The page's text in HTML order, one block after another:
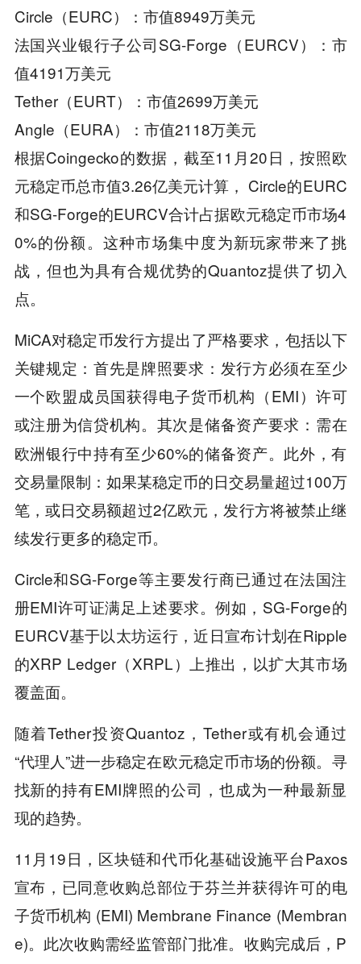
Circle（EURC）：市值8949万美元
法国兴业银行子公司SG-Forge（EURCV）：市
值4191万美元
Tether（EURT）：市值2699万美元
Angle（EURA）：市值2118万美元
根据Coingecko的数据，截至11月20日，按照欧
元稳定币总市值3.26亿美元计算， Circle的EURC
和SG-Forge的EURCV合计占据欧元稳定币市场4
0%的份额。这种市场集中度为新玩家带来了挑
战，但也为具有合规优势的Quantoz提供了切入
点。
MiCA对稳定币发行方提出了严格要求，包括以下
关键规定：首先是牌照要求：发行方必须在至少
一个欧盟成员国获得电子货币机构（EMI）许可
或注册为信贷机构。其次是储备资产要求 ： 需在
欧洲银行中持有至少60%的储备资产。此外，有
交易量限制：如果某稳定币的日交易量超过100万
笔，或日交易额超过2亿欧元，发行方将被禁止继
续发行更多的稳定币。
Circle和SG-Forge等主要发行商已通过在法国注
册EMI许可证满足上述要求。例如，SG-Forge的
EURCV基于以太坊运行，近日宣布计划在Ripple
的XRP Ledger（XRPL）上推出，以扩大其市场
覆盖面。
随着Tether投资Quantoz，Tether或有机会通过
“代理人”进一步稳定在欧元稳定币市场的份额。寻
找新的持有EMI牌照的公司，也成为一种最新显
现的趋势。
11月19日，区块链和代币化基础设施平台Paxos
宣布，已同意收购总部位于芬兰并获得许可的电
子货币机构 (EMI) Membrane Finance (Membran
e)。此次收购需经监管部门批准。收购完成后，P